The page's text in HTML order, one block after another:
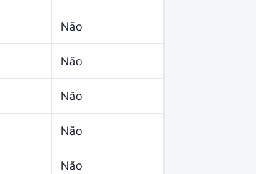
Não
Não
Não
Não
Não